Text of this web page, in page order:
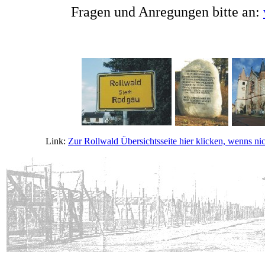
Fragen und Anregungen bitte an:
Link: Zur Rollwald Übersichtsseite hier klicken, wenns